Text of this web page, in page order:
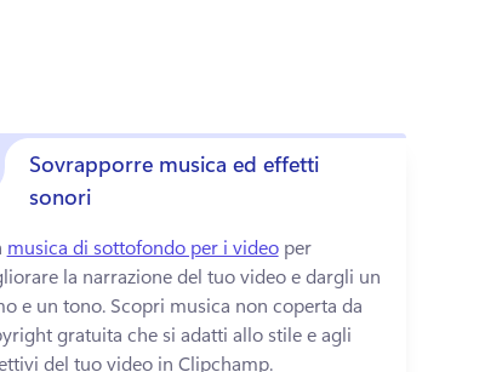
Sovrapporre musica ed effetti
sonori
musica di sottofondo per i video per
la narrazione del tuo video e dargli un
e un tono. Scopri musica non coperta da
gratuita che si adatti allo stile e agli
del tuo video in Clipchamp.